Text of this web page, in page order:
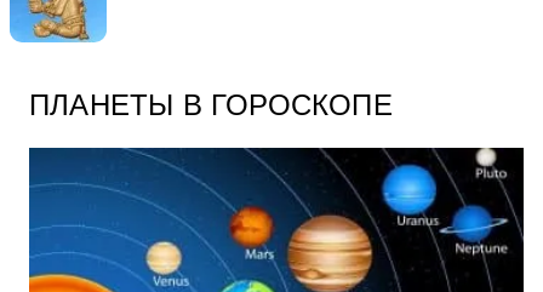
ПЛАНЕТЫ В ГОРОСКОПЕ